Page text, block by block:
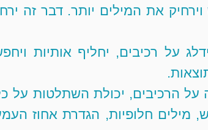
וירחיק את המילים יותר. דבר זה
על רכיבים, יחליף אותיות
על הרכיבים, יכולת השתלטות על
מילים חלופיות, הגדרת אחוז